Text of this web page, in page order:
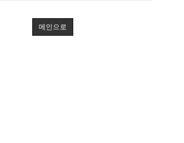
메인으로